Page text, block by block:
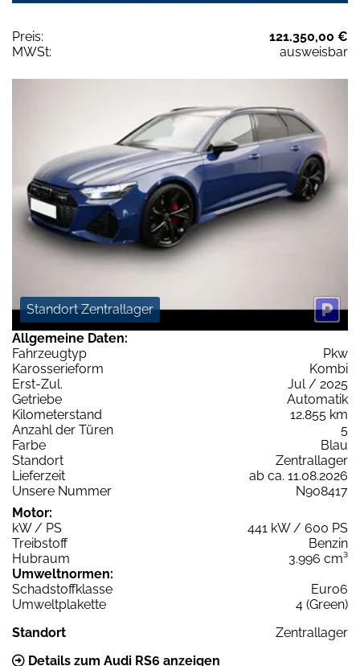
Preis:
121.350,00 €
MWSt:
ausweisbar
Standort Zentrallager
Allgemeine Daten:
Fahrzeugtyp
Pkw
Karosserieform
Kombi
Erst-Zul.
Jul / 2025
Getriebe
Automatik
Kilometerstand
12.855 km
Anzahl der Türen
5
Farbe
Blau
Standort
Zentrallager
Lieferzeit
ab ca. 11.08.2026
Unsere Nummer
N908417
Motor:
kW / PS
441 kW / 600 PS
Treibstoff
Benzin
Hubraum
3.996 cm³
Umweltnormen:
Schadstoffklasse
Euro6
Umweltplakette
4 (Green)
Standort
Zentrallager
Details zum Audi RS6 anzeigen